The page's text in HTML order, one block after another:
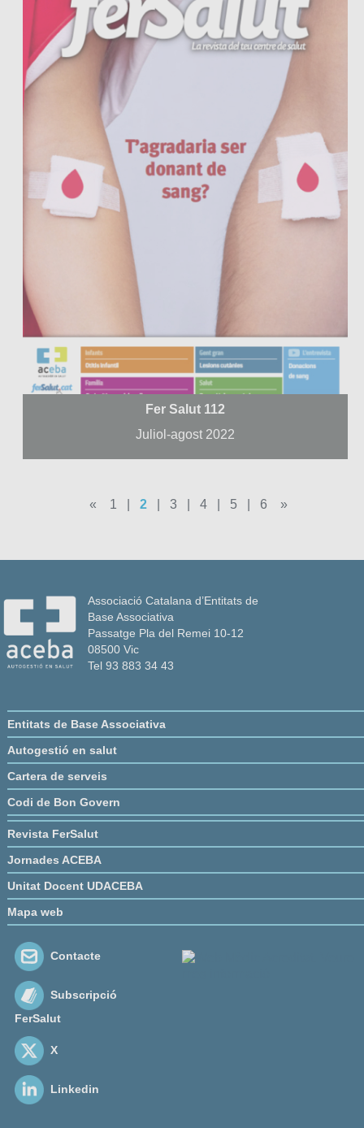
Fer Salut 112
Juliol-agost 2022
« 1 2 3 4 5 6 »
Associació Catalana d’Entitats de
Base Associativa
Passatge Pla del Remei 10-12
08500 Vic
Tel 93 883 34 43
Entitats de Base Associativa
Autogestió en salut
Cartera de serveis
Codi de Bon Govern
Revista FerSalut
Jornades ACEBA
Unitat Docent UDACEBA
Mapa web
Contacte
Subscripció
FerSalut
X
Linkedin